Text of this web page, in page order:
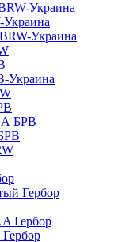
Украина
Украина
Украина
Украина
БРВ
Гербор
Гербор